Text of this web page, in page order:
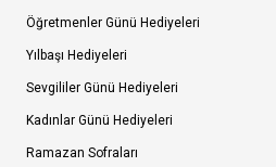
Öğretmenler Günü Hediyeleri
Yılbaşı Hediyeleri
Sevgililer Günü Hediyeleri
Kadınlar Günü Hediyeleri
Ramazan Sofraları